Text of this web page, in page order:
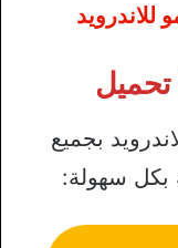
للاندرويد
بجميع
بكل سهولة: